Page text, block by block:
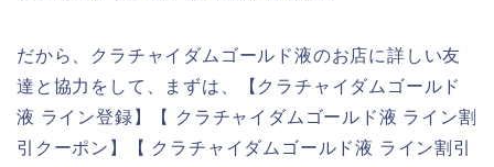
だから、クラチャイダムゴールド液のお店に詳しい友
達と協力をして、まずは、【クラチャイダムゴールド
液 ライン登録】【 クラチャイダムゴールド液 ライン割
引クーポン】【 クラチャイダムゴールド液 ライン割引